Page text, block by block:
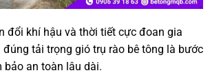
đổi khí hậu và thời tiết cực đoan gia
tải trọng gió trụ rào bê tông là bước
an toàn lâu dài.